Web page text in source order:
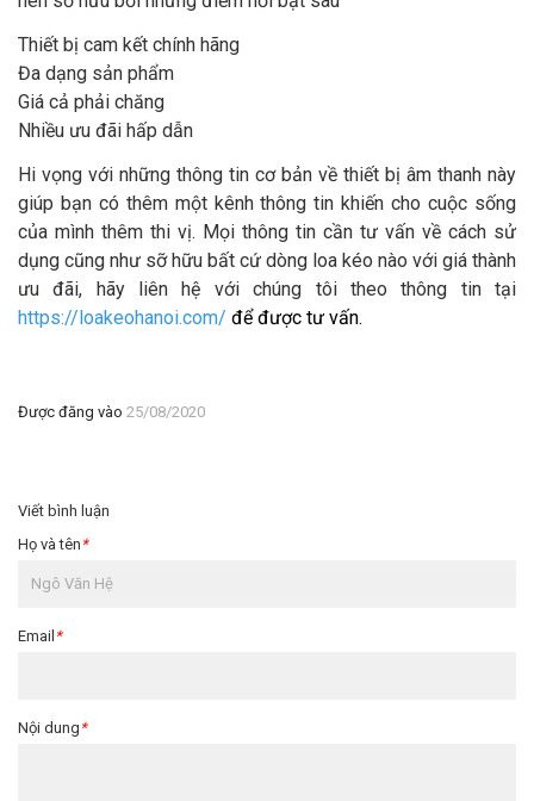
Thiết bị cam kết chính hãng
Đa dạng sản phẩm
Giá cả phải chăng
Nhiều ưu đãi hấp dẫn
Hi vọng với những thông tin cơ bản về thiết bị âm thanh này
giúp bạn có thêm một kênh thông tin khiến cho cuộc sống
của mình thêm thi vị. Mọi thông tin cần tư vấn về cách sử
dụng cũng như sỡ hữu bất cứ dòng loa kéo nào với giá thành
ưu đãi, hãy liên hệ với chúng tôi theo thông tin tại
https://loakeohanoi.com/ để được tư vấn.
Được đăng vào 25/08/2020
Viết bình luận
Họ và tên *
Email *
Nội dung *